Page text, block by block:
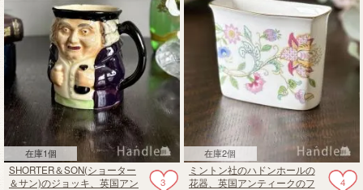
在庫1個
3
SHORTER＆SON(ショーター
＆サン)のジョッキ、英国アン
在庫2個
4
ミントン社のハドンホールの
花器、英国アンティークのフ